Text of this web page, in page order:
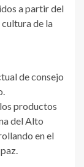
a partir del
de la
de consejo
productos
del Alto
en el